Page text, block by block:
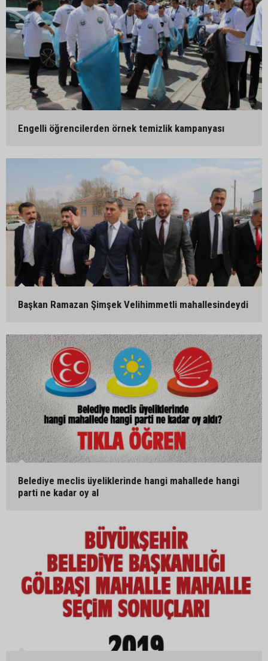
Engelli öğrencilerden örnek temizlik kampanyası
Başkan Ramazan Şimşek Velihimmetli mahallesindeydi
Belediye meclis üyeliklerinde hangi mahallede hangi
parti ne kadar oy al